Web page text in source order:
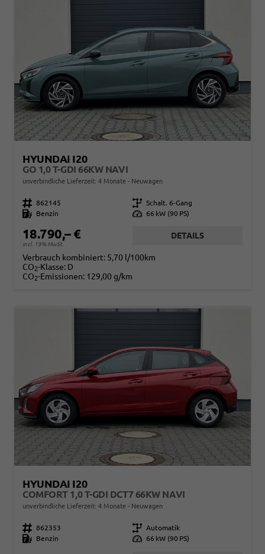
HYUNDAI I20
GO 1,0 T-GDI 66KW NAVI
unverbindliche Lieferzeit: 4 Monate Neuwagen
Fahrzeugnr. 862145 Getriebe Schalt. 6-Gang
Kraftstoff
Benzin Leistung 66 kW (90 PS)
18.790,– €
incl. 19% MwSt.
DETAILS
Verbrauch kombiniert: 5,70 l/100km
CO2-Klasse: D
CO2-Emissionen: 129,00 g/km
HYUNDAI I20
COMFORT 1,0 T-GDI DCT7 66KW NAVI
unverbindliche Lieferzeit: 4 Monate Neuwagen
Fahrzeugnr. 862353 Getriebe Automatik
Kraftstoff
Benzin Leistung 66 kW (90 PS)